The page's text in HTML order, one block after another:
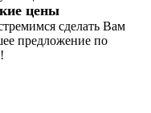
цены
сделать Вам
предложение по